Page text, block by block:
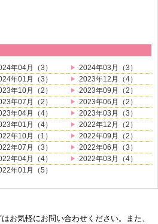
年04月（3）
2024年03月（3）
年01月（3）
2023年12月（4）
年10月（2）
2023年09月（2）
年07月（2）
2023年06月（2）
年04月（4）
2023年03月（3）
年01月（4）
2022年12月（2）
年10月（1）
2022年09月（2）
年07月（3）
2022年06月（3）
年04月（4）
2022年03月（4）
年01月（5）
お気軽にお問い合わせください。また、